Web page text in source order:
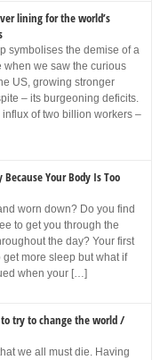
lining for the world’s
symbolises the demise of a
when we saw the curious
US, growing stronger
– its burgeoning deficits.
of two billion workers –
Because Your Body Is Too
worn down? Do you find
to get you through the
the day? Your first
more sleep but what if
when your […]
try to change the world /
we all must die. Having